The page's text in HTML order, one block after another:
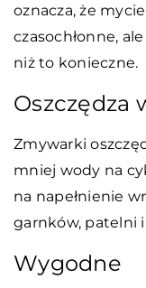
oznacza, że
czasochłonne,
niż to konieczne.
Oszczędza
Zmywarki
mniej wody na
na napełnienie
garnków, patelni
Wygodne